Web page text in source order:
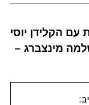
עם הקלידן יוסי
מינצברג –